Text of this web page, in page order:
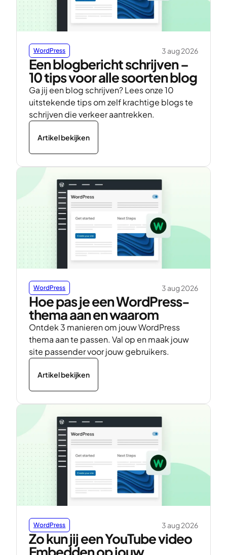
WordPress 3 aug 2026
Een blogbericht schrijven –
10 tips voor alle soorten blog
Ga jij een blog schrijven? Lees onze 10
uitstekende tips om zelf krachtige blogs te
schrijven die verkeer aantrekken.
Artikel bekijken
WordPress 3 aug 2026
Hoe pas je een WordPress-
thema aan en waarom
Ontdek 3 manieren om jouw WordPress
thema aan te passen. Val op en maak jouw
site passender voor jouw gebruikers.
Artikel bekijken
WordPress 3 aug 2026
Zo kun jij een YouTube video